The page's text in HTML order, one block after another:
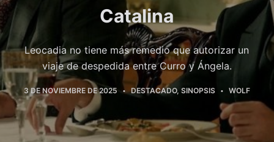
Catalina
Leocadia no tiene más remedio que autorizar un
viaje de despedida entre Curro y Ángela.
3 DE NOVIEMBRE DE 2025 DESTACADO, SINOPSIS WOLF